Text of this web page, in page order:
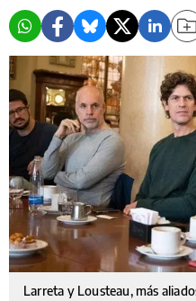
Larreta y Lousteau, más